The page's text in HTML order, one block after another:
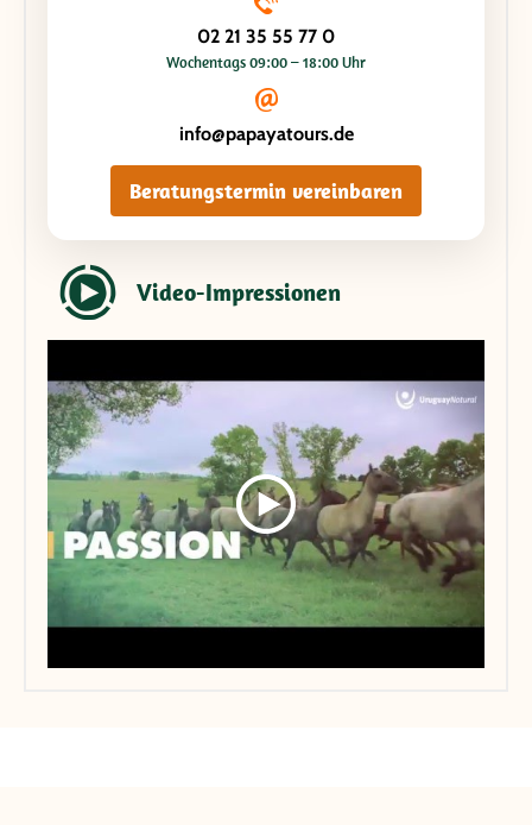
02 21 35 55 77 0
Wochentags 09:00 – 18:00 Uhr
info@papayatours.de
Beratungstermin vereinbaren
Video-Impressionen